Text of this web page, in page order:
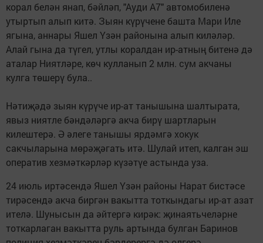
корал белән янап, бәйләп, "Ауди А7" автомобиленә
утыртып алып китә. Зыян күрүчене башта Мари Иле
ягына, аннары Яшел Үзән районына алып киләләр.
Алай гына да түгел, утлы коралдан ир-атның битенә дә
аталар Ниятләре, көч кулланып 2 млн. сум акчаны
кулга төшерү була..
Нәтиҗәдә зыян күрүче ир-ат танышына шалтырата,
явыз ниятле бәндәләргә акча бирү шартларын
килештерә. Ә әлеге танышы ярдәмгә хокук
сакчыларына мөрәҗәгать итә. Шулай итеп, калган эш
оператив хезмәткәрләр күзәтүе астында уза.
24 июль иртәсендә Яшел Үзән районы Нарат бистәсе
тирәсендә акча биргән вакытта тоткындагы ир-ат азат
ителә. Шунысын да әйтергә кирәк: җинаятьчеләрне
тоткарлаган вакытта руль артында булган Баринов